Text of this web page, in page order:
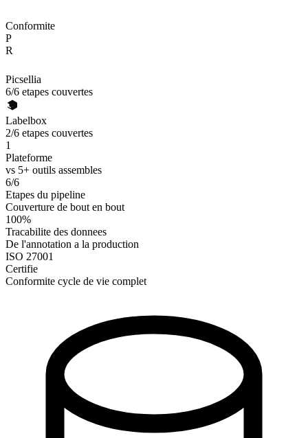
Conformite
P
R
Picsellia
6/6 etapes couvertes
Labelbox
2/6 etapes couvertes
1
Plateforme
vs 5+ outils assembles
6/6
Etapes du pipeline
Couverture de bout en bout
100%
Tracabilite des donnees
De l'annotation a la production
ISO 27001
Certifie
Conformite cycle de vie complet